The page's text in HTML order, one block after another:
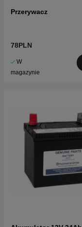
Przerywacz
78PLN
W
magazynie